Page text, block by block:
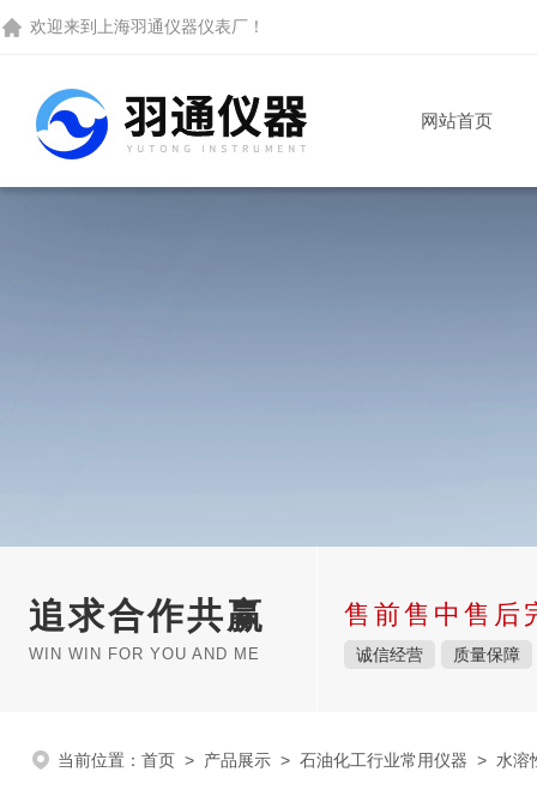
欢迎来到 上海羽通仪器仪表厂 ！
网站首页
追求合作共赢
WIN WIN FOR YOU AND ME
售前售中售后
诚信经营 质量保障
当前位置： 首页 > 产品展示 > 石油化工行业常用仪器 > 水溶